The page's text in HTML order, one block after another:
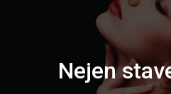
Nejen